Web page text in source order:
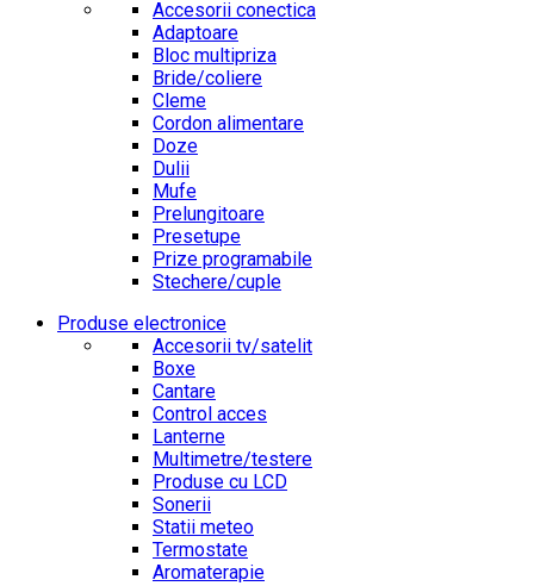
Accesorii conectica
Adaptoare
Bloc multipriza
Bride/coliere
Cleme
Cordon alimentare
Doze
Dulii
Mufe
Prelungitoare
Presetupe
Prize programabile
Stechere/cuple
Produse electronice
Accesorii tv/satelit
Boxe
Cantare
Control acces
Lanterne
Multimetre/testere
Produse cu LCD
Sonerii
Statii meteo
Termostate
Aromaterapie